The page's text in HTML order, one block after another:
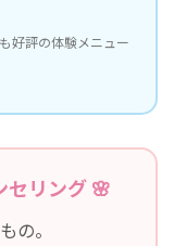
好評の体験メニュー
セリング 🌸
の。